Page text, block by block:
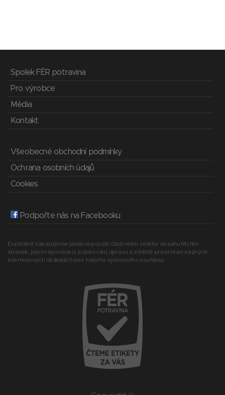
Spolek FÉR potravina
Pro výrobce
Média
Kontakt
Všeobecné obchodní podmínky
Ochrana osobních údajů
Cookies
Podpořte nás na Facebooku
Explicitně zakazujeme jakékoli použití části nebo celého obsahu těchto
stránek, jejich reprodukci, kopírování, úpravu a zvláště prezentaci na jiných
internetových stránkách bez našeho výslovného souhlasu.